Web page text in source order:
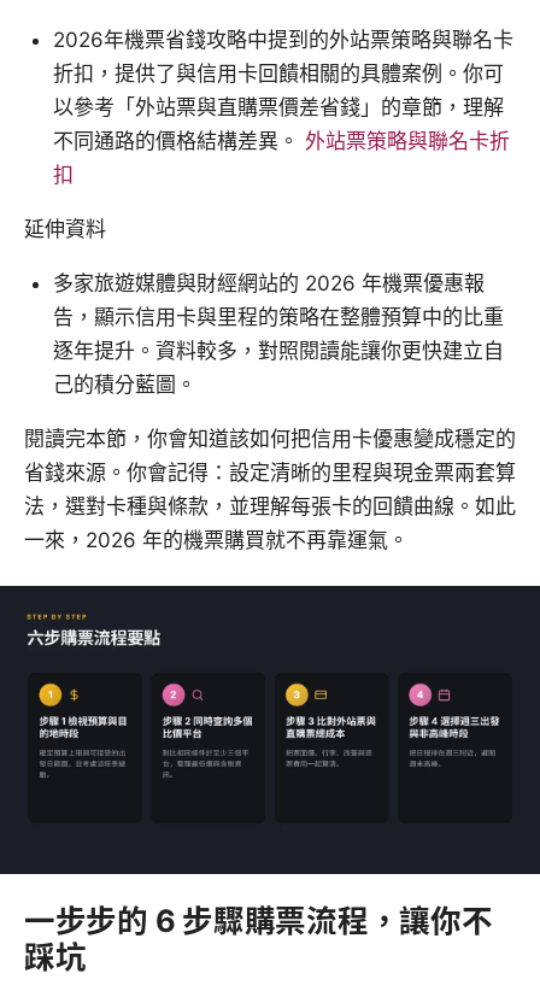
2026年機票省錢攻略中提到的外站票策略與聯名卡
折扣，提供了與信用卡回饋相關的具體案例。你可
以參考「外站票與直購票價差省錢」的章節，理解
不同通路的價格結構差異。 外站票策略與聯名卡折
扣
延伸資料
多家旅遊媒體與財經網站的 2026 年機票優惠報
告，顯示信用卡與里程的策略在整體預算中的比重
逐年提升。資料較多，對照閱讀能讓你更快建立自
己的積分藍圖。
閱讀完本節，你會知道該如何把信用卡優惠變成穩定的
省錢來源。你會記得：設定清晰的里程與現金票兩套算
法，選對卡種與條款，並理解每張卡的回饋曲線。如此
一來，2026 年的機票購買就不再靠運氣。
一步步的 6 步驟購票流程，讓你不
踩坑